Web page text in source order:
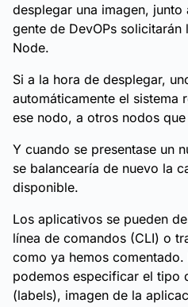
desplegar una imagen,
gente de DevOPs
Node.
Si a la hora de desplegar,
automáticamente el sistema
ese nodo, a otros nodos
Y cuando se presentase un
se balancearía de nuevo la
disponible.
Los aplicativos se pueden
línea de comandos (CLI) o
como ya hemos
podemos especificar el tipo
(labels), imagen de la